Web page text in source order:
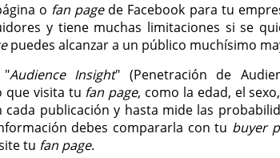
o fan pagede Facebook para tu
y tiene muchas limitaciones si se
puedes alcanzar a un público muchísimo
"Audience Insight" (Penetración de
que visita tu fan page, como la edad, el
publicación y hasta mide las
debes compararla con tu buyer
tu fan page.